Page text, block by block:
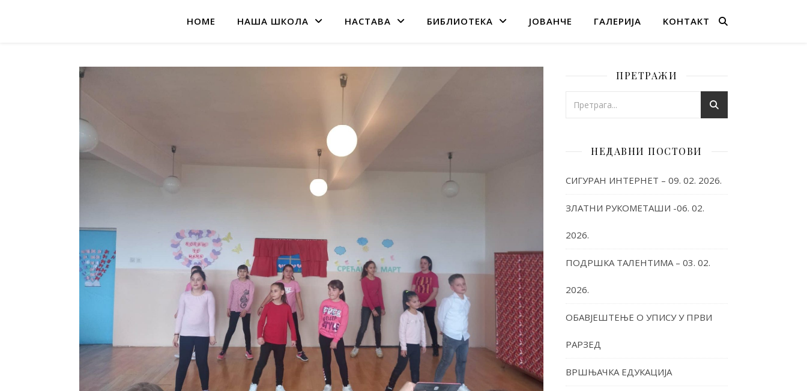
HOME НАША ШКОЛА НАСТАВА БИБЛИОТЕКА ЈОВАНЧЕ ГАЛЕРИЈА KОНТАКТ
ПРЕТРАЖИ
НЕДАВНИ ПОСТОВИ
СИГУРАН ИНТЕРНЕТ – 09. 02. 2026.
ЗЛАТНИ РУКОМЕТАШИ -06. 02.
2026.
ПОДРШКА ТАЛЕНТИМА – 03. 02.
2026.
ОБАВЈЕШТЕЊЕ О УПИСУ У ПРВИ
РАРЗЕД
ВРШЊАЧКА ЕДУКАЦИЈА